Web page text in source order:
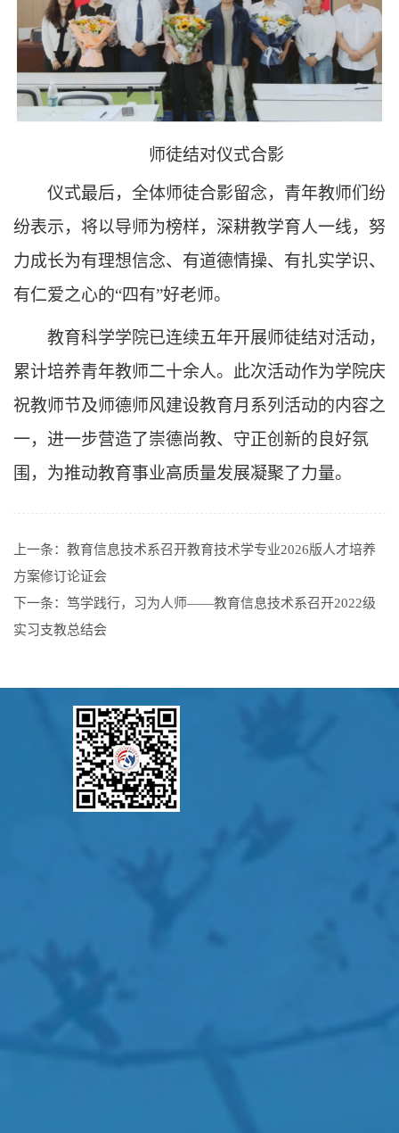
师徒结对仪式合影
仪式最后，全体师徒合影留念，青年教师们纷
纷表示，将以导师为榜样，深耕教学育人一线，努
力成长为有理想信念、有道德情操、有扎实学识、
有仁爱之心的“四有”好老师。
教育科学学院已连续五年开展师徒结对活动，
累计培养青年教师二十余人。此次活动作为学院庆
祝教师节及师德师风建设教育月系列活动的内容之
一，进一步营造了崇德尚教、守正创新的良好氛
围，为推动教育事业高质量发展凝聚了力量。
上一条： 教育信息技术系召开教育技术学专业2026版人才培养
方案修订论证会
下一条： 笃学践行，习为人师——教育信息技术系召开2022级
实习支教总结会